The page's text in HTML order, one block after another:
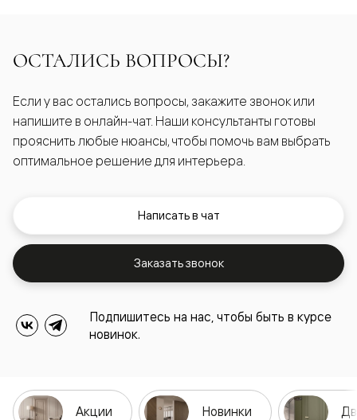
ОСТАЛИСЬ ВОПРОСЫ?
Если у вас остались вопросы, закажите звонок или
напишите в онлайн-чат. Наши консультанты готовы
прояснить любые нюансы, чтобы помочь вам выбрать
оптимальное решение для интерьера.
Написать в чат
Заказать звонок
Подпишитесь на нас, чтобы быть в курсе
новинок.
Акции Новинки